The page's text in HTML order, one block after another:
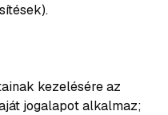
kezelésére az
jogalapot alkalmaz;